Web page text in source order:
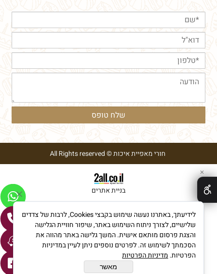
חורי מאפיית איכות © All Rights reserved
בניית אתרים
✕
לידיעתך, באתרנו נעשה שימוש בקבצי Cookies, לרבות של צדדים
שלישיים, לצורך ניתוח השימוש באתר, שיפור חוויית הגלישה
והצגת פרסום מותאם אישית. המשך גלישה באתר מהווה את
הסכמתך לשימוש זה. לפרטים נוספים ניתן לעיין במדיניות
הפרטיות. מדיניות הפרטיות
מאשר